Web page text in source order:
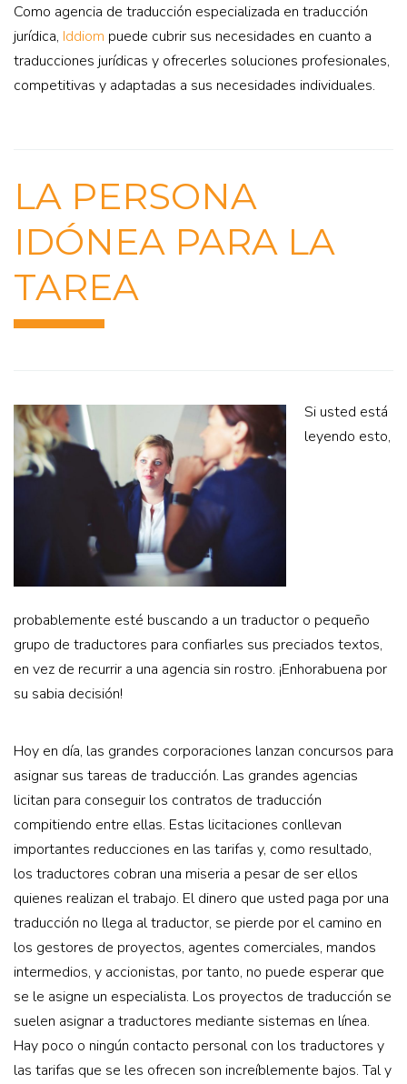
Como agencia de traducción especializada en traducción
jurídica, Iddiom puede cubrir sus necesidades en cuanto a
traducciones jurídicas y ofrecerles soluciones profesionales,
competitivas y adaptadas a sus necesidades individuales.
LA PERSONA
IDÓNEA PARA LA
TAREA
Si usted está
leyendo esto,
probablemente esté buscando a un traductor o pequeño
grupo de traductores para confiarles sus preciados textos,
en vez de recurrir a una agencia sin rostro. ¡Enhorabuena por
su sabia decisión!
Hoy en día, las grandes corporaciones lanzan concursos para
asignar sus tareas de traducción. Las grandes agencias
licitan para conseguir los contratos de traducción
compitiendo entre ellas. Estas licitaciones conllevan
importantes reducciones en las tarifas y, como resultado,
los traductores cobran una miseria a pesar de ser ellos
quienes realizan el trabajo. El dinero que usted paga por una
traducción no llega al traductor, se pierde por el camino en
los gestores de proyectos, agentes comerciales, mandos
intermedios, y accionistas, por tanto, no puede esperar que
se le asigne un especialista. Los proyectos de traducción se
suelen asignar a traductores mediante sistemas en línea.
Hay poco o ningún contacto personal con los traductores y
las tarifas que se les ofrecen son increíblemente bajos. Tal y